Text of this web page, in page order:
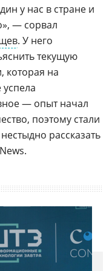
у нас в стране и
— сорвал
. У него
текущую
которая на
— опыт начал
поэтому стали
рассказать